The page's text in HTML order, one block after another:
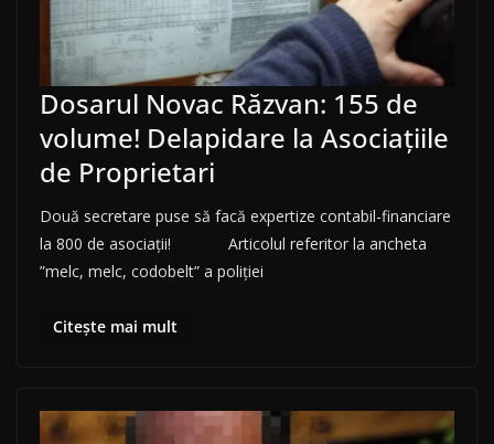
Dosarul Novac Răzvan: 155 de
volume! Delapidare la Asociațiile
de Proprietari
Două secretare puse să facă expertize contabil-financiare
la 800 de asociații! Articolul referitor la ancheta
”melc, melc, codobelt” a poliției
Citește mai mult